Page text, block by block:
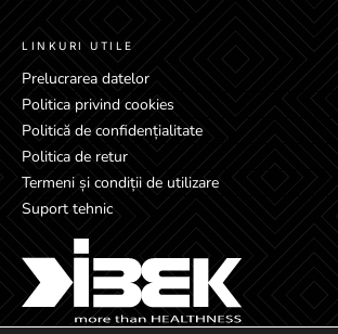
LINKURI UTILE
Prelucrarea datelor
Politica privind cookies
Politică de confidențialitate
Politica de retur
Termeni și condiții de utilizare
Suport tehnic